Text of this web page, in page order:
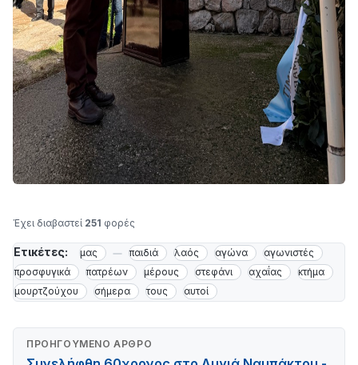
Έχει διαβαστεί 251 φορές
Ετικέτες: μας παιδιά λαός αγώνα
αγωνιστές
προσφυγικά
πατρέων μέρους στεφάνι αχαΐας
κτήμα
μουρτζούχου
σήμερα τους αυτοί
ΠΡΟΗΓΟΎΜΕΝΟ ΆΡΘΡΟ